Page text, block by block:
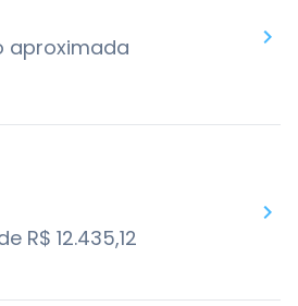
aproximada
R$ 12.435,12